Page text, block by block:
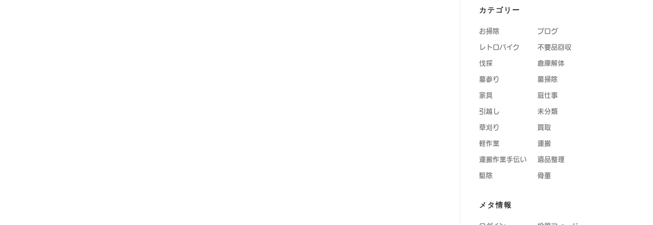
カテゴリー
お掃除 ブログ
レトロバイク 不要品回収
伐採 倉庫解体
墓参り 墓掃除
家具 庭仕事
引越し 未分類
草刈り 買取
軽作業 運搬
運搬作業手伝い 遺品整理
駆除 骨董
メタ情報